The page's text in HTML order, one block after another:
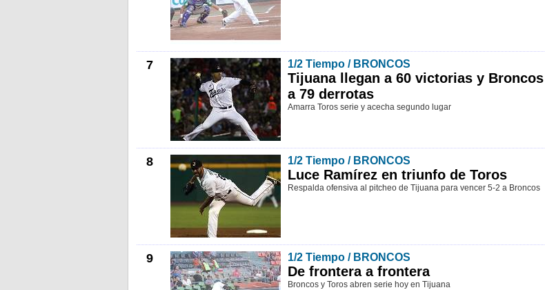
7 1/2 Tiempo / BRONCOS
Tijuana llegan a 60 victorias y Broncos
a 79 derrotas
Amarra Toros serie y acecha segundo lugar
8 1/2 Tiempo / BRONCOS
Luce Ramírez en triunfo de Toros
Respalda ofensiva al pitcheo de Tijuana para vencer 5-2 a Broncos
9 1/2 Tiempo / BRONCOS
De frontera a frontera
Broncos y Toros abren serie hoy en Tijuana